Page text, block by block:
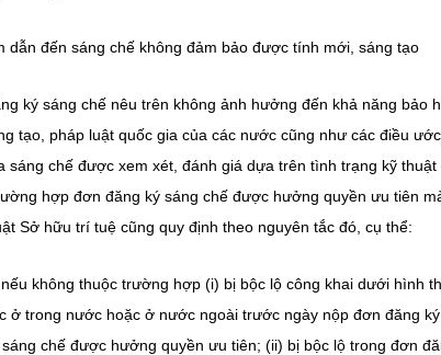
dẫn đến sáng chế không đảm bảo được tính mới, sáng tạo
ký sáng chế nêu trên không ảnh hưởng đến khả năng bảo
tạo, pháp luật quốc gia của các nước cũng như các điều
sáng chế được xem xét, đánh giá dựa trên tình trạng kỹ
hợp đơn đăng ký sáng chế được hưởng quyền ưu tiên
Sở hữu trí tuệ cũng quy định theo nguyên tắc đó, cụ thể:
không thuộc trường hợp (i) bị bộc lộ công khai dưới hình
ở trong nước hoặc ở nước ngoài trước ngày nộp đơn đăng
chế được hưởng quyền ưu tiên; (ii) bị bộc lộ trong đơn